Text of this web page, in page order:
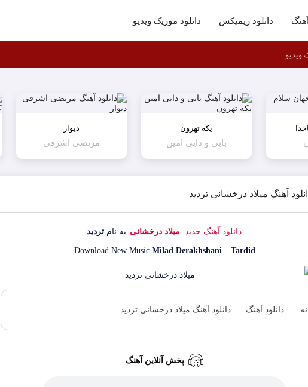
دانلود ریمیکس دانلود موزیک ویدیو
ویدیو
یکه تهرون
بابی و دایی امین
دیوار
مرتضی اشرفی
آهنگ میلاد درخشانی تردید
دانلود آهنگ جدید میلاد درخشانی به نامتردید
Download New Music Milad Derakhshani– Tardid
دانلود آهنگ دانلود آهنگ میلاد درخشانی تردید
پخش آنلاین آهنگ